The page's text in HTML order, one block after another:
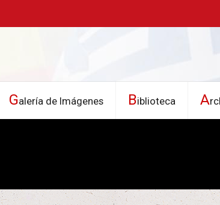
Galería de Imágenes Biblioteca A